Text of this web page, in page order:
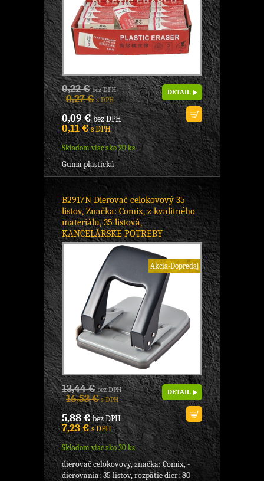
0,22 €bez DPH
0,27 €s DPH
0,09 €bez DPH
0,11 €s DPH
Skladom viac ako 20 ks
DETAIL
Guma plastická
B2917N Dierovač celokovový 35
listov, Značka: Comix, z kvalitného
materiálu, 35 listová,
KANCELÁRSKE POTREBY
Akcia-Dopredaj
13,44 €bez DPH
16,53 €s DPH
5,88 €bez DPH
7,23 €s DPH
Skladom viac ako 30 ks
DETAIL
dierovač celokovový, značka: Comix, -
dierovania: 35 listov, rozpätie dier: 80